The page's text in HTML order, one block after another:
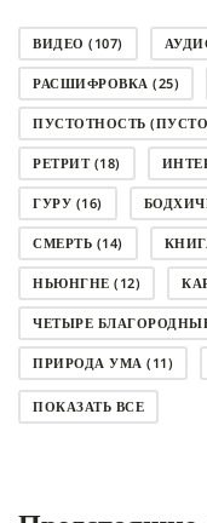
ВИДЕО (107)
РАСШИФРОВКА (25)
ПУСТОТНОСТЬ
РЕТРИТ(18)
ГУРУ (16)
СМЕРТЬ (14)
НЬЮНГНЕ (12)
ЧЕТЫРЕ
ПРИРОДА УМА (11)
СОВЕТ(10)
ПОКАЗАТЬ ВСЕ